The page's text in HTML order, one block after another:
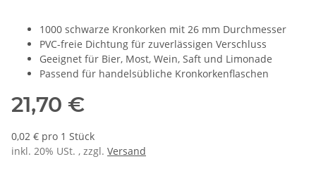
1000 schwarze Kronkorken mit 26 mm Durchmesser
PVC-freie Dichtung für zuverlässigen Verschluss
Geeignet für Bier, Most, Wein, Saft und Limonade
Passend für handelsübliche Kronkorkenflaschen
21,70 €
0,02 € pro 1 Stück
inkl. 20% USt. , zzgl. Versand